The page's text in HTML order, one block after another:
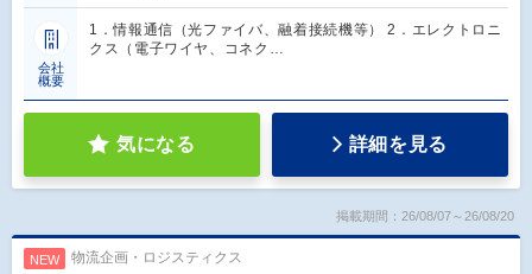
会社
概要
1．情報通信（光ファイバ、融着接続機等） 2．エレクトロニ
クス（電子ワイヤ、コネク…
気になる 詳細を見る
掲載期間：26/08/07～26/08/20
NEW 物流企画・ロジスティクス